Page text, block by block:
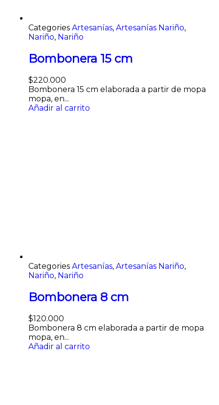
Categories Artesanías, Artesanías Nariño,
Nariño, Nariño
Bombonera 15 cm
$220.000
Bombonera 15 cm elaborada a partir de mopa
mopa, en...
Añadir al carrito
Categories Artesanías, Artesanías Nariño,
Nariño, Nariño
Bombonera 8 cm
$120.000
Bombonera 8 cm elaborada a partir de mopa
mopa, en...
Añadir al carrito